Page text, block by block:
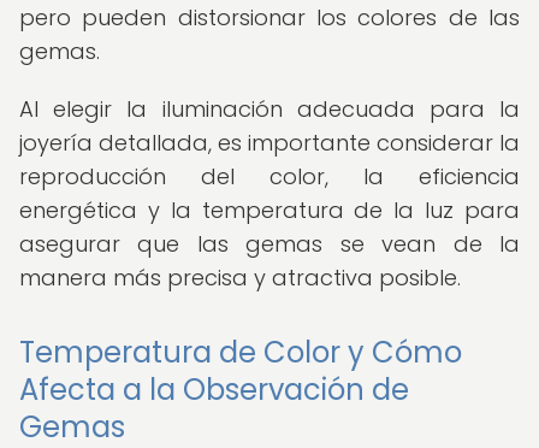
pero pueden distorsionar los colores de las
gemas.
Al elegir la iluminación adecuada para la
joyería detallada, es importante considerar la
reproducción del color, la eficiencia
energética y la temperatura de la luz para
asegurar que las gemas se vean de la
manera más precisa y atractiva posible.
Temperatura de Color y Cómo
Afecta a la Observación de
Gemas